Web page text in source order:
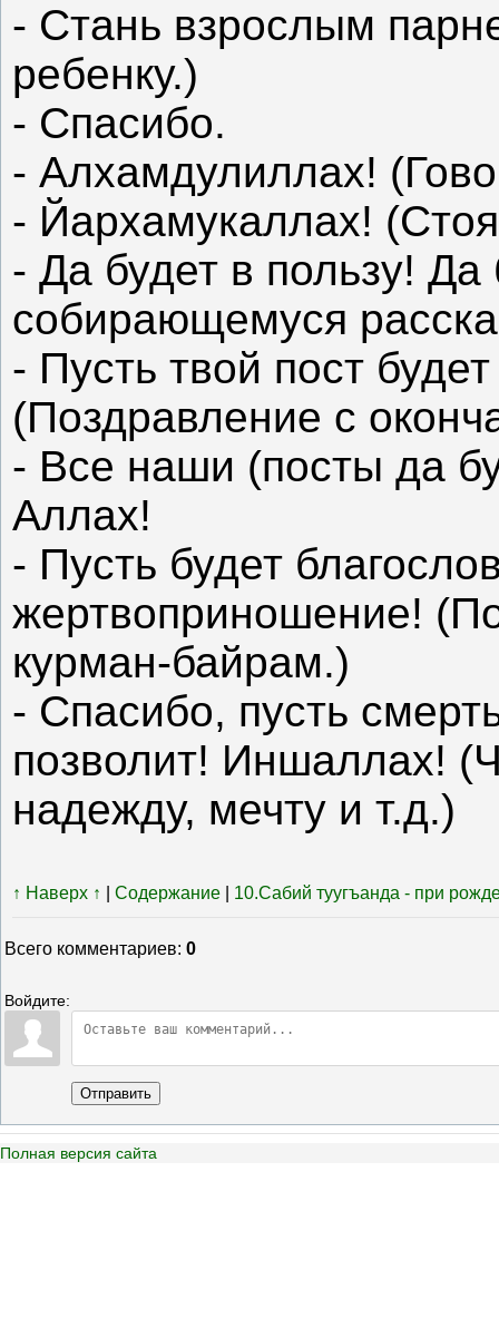
- Стань взрослым
ребенку.)
- Спасибо.
- Алхамдулиллах!
- Йархамукаллах!
- Да будет в пользу! Да
собирающемуся
- Пусть твой пост
(Поздравление с
- Все наши (посты да
Аллах!
- Пусть будет
жертвоприношение!
курман-байрам.)
- Спасибо, пусть
позволит! Иншаллах!
надежду, мечту и т.д.)
↑ Наверх ↑ Содержание 10.Сабий туугъанда - при
Всего комментариев: 0
Войдите:
Отправить
Полная версия сайта